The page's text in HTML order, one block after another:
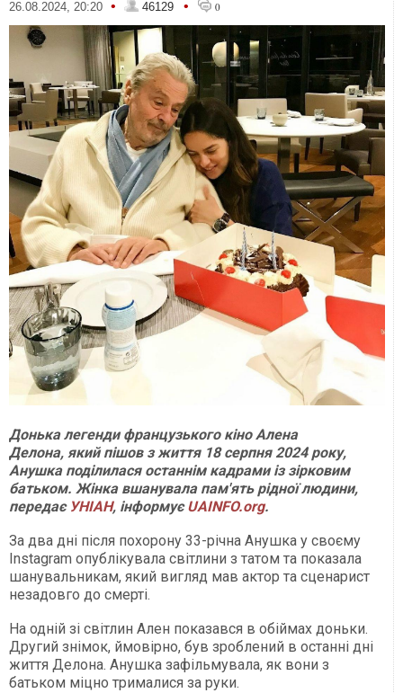
26.08.2024, 20:20 • 46129 • 0
Донька легенди французького кіно Алена
Делона, який пішов з життя 18 серпня 2024 року,
Анушка поділилася останнім кадрами із зірковим
батьком. Жінка вшанувала пам'ять рідної людини,
передає УНІАН, інформуєUAINFO.org.
За два дні після похорону 33-річна Анушка у своєму
Instagram опублікувала світлини з татом та показала
шанувальникам, який вигляд мав актор та сценарист
незадовго до смерті.
На одній зі світлин Ален показався в обіймах доньки.
Другий знімок, ймовірно, був зроблений в останні дні
життя Делона. Анушка зафільмувала, як вони з
батьком міцно трималися за руки.